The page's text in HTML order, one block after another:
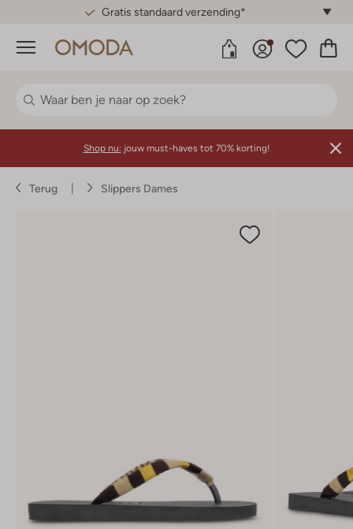
Gratis standaard verzending*
Menu
Shop nu: jouw must-haves tot 70% korting!
Terug Slippers Dames